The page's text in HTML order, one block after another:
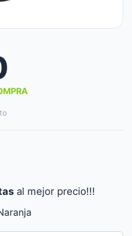
al mejor precio!!!